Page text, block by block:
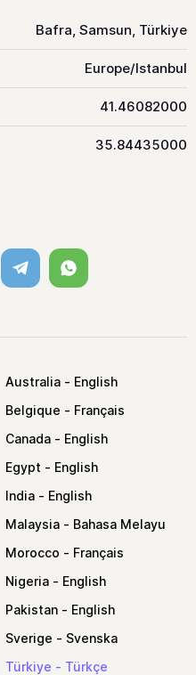
Bafra, Samsun, Türkiye
Europe/Istanbul
41.46082000
35.84435000
TelegramWhatsapp
Australia
Belgique
Canada
Egypt
India
Malaysia
Morocco
Nigeria
Pakistan
Sverige
Türkiye